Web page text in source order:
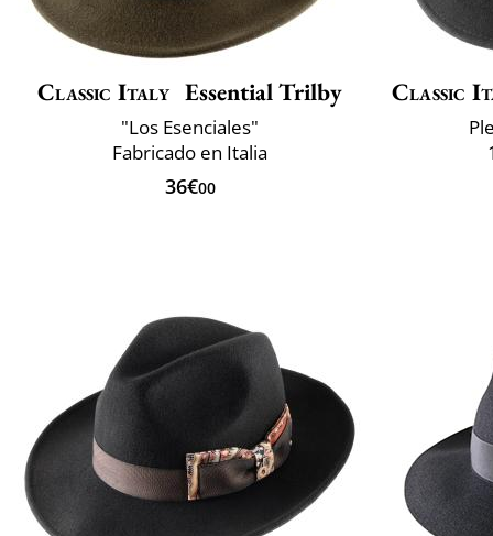
Classic Italy Essential Trilby
"Los Esenciales"
Fabricado en Italia
36€00
Classic